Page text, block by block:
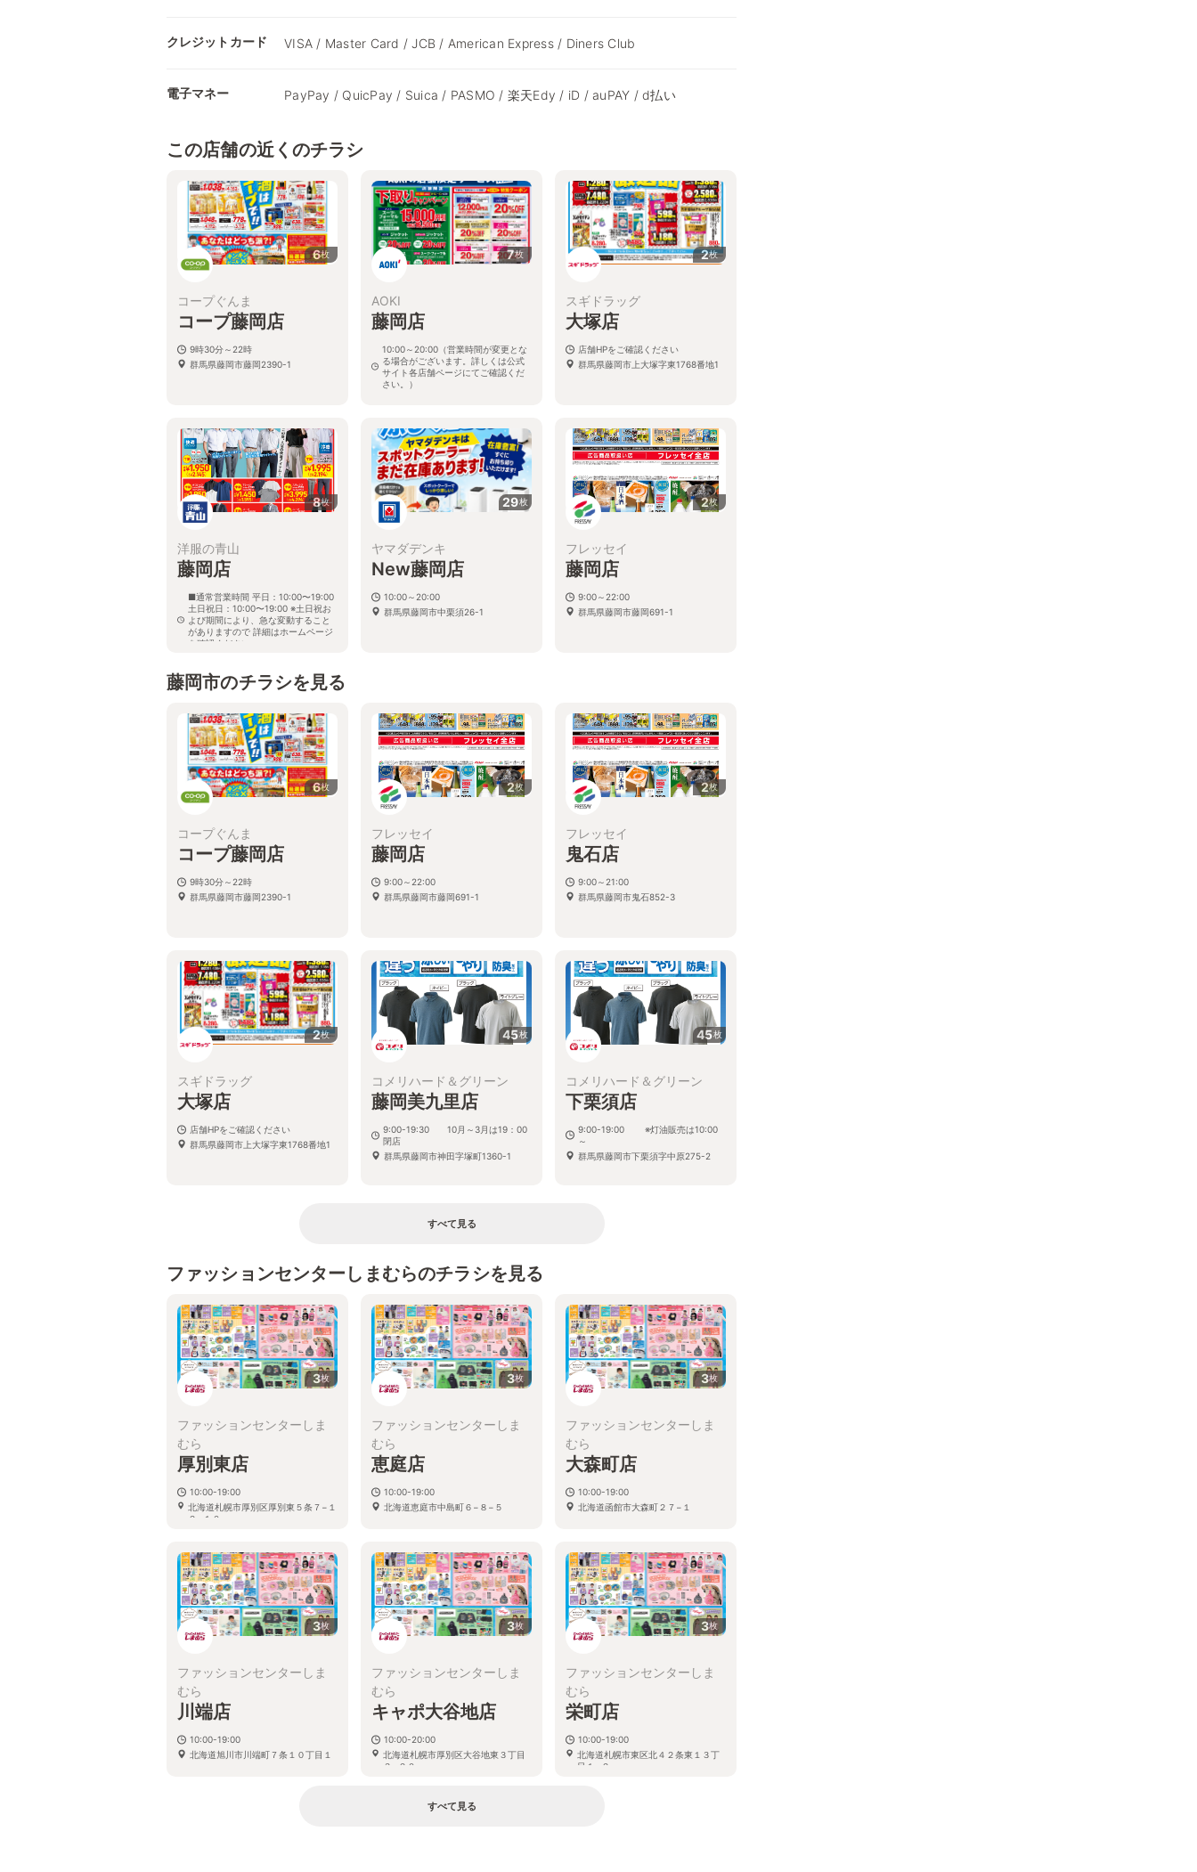
クレジットカード VISA / Master Card / JCB / American Express / Diners Club
電子マネー PayPay / QuicPay / Suica / PASMO / 楽天Edy / iD / auPAY / d払い
この店舗の近くのチラシ
6枚
コープぐんま
コープ藤岡店
9時30分～22時
群馬県藤岡市藤岡2390-1
7枚
AOKI
藤岡店
10:00～20:00（営業時間が変更とな
る場合がございます。詳しくは公式
サイト各店舗ページにてご確認くだ
さい。）
2枚
スギドラッグ
大塚店
店舗HPをご確認ください
群馬県藤岡市上大塚字東1768番地1
8枚
洋服の青山
藤岡店
■通常営業時間 平日：10:00〜19:00
土日祝日：10:00〜19:00 ※土日祝お
よび期間により、急な変動すること
がありますので 詳細はホームページ
を確認ください
29枚
ヤマダデンキ
New藤岡店
10:00～20:00
群馬県藤岡市中栗須26-1
2枚
フレッセイ
藤岡店
9:00～22:00
群馬県藤岡市藤岡691-1
藤岡市のチラシを見る
6枚
コープぐんま
コープ藤岡店
9時30分～22時
群馬県藤岡市藤岡2390-1
2枚
フレッセイ
藤岡店
9:00～22:00
群馬県藤岡市藤岡691-1
2枚
フレッセイ
鬼石店
9:00～21:00
群馬県藤岡市鬼石852-3
2枚
スギドラッグ
大塚店
店舗HPをご確認ください
群馬県藤岡市上大塚字東1768番地1
45枚
コメリハード＆グリーン
藤岡美九里店
9:00-19:30 10月～3月は19：00
閉店
群馬県藤岡市神田字塚町1360-1
45枚
コメリハード＆グリーン
下栗須店
9:00-19:00 ※灯油販売は10:00
～
群馬県藤岡市下栗須字中原275-2
すべて見る
ファッションセンターしまむらのチラシを見る
3枚
ファッションセンターしま
むら
厚別東店
10:00-19:00
北海道札幌市厚別区厚別東５条７−１
２−１０
3枚
ファッションセンターしま
むら
恵庭店
10:00-19:00
北海道恵庭市中島町６−８−５
3枚
ファッションセンターしま
むら
大森町店
10:00-19:00
北海道函館市大森町２７−１
3枚
ファッションセンターしま
むら
川端店
10:00-19:00
北海道旭川市川端町７条１０丁目１
3枚
ファッションセンターしま
むら
キャポ大谷地店
10:00-20:00
北海道札幌市厚別区大谷地東３丁目
３−２０
3枚
ファッションセンターしま
むら
栄町店
10:00-19:00
北海道札幌市東区北４２条東１３丁
目１−２
すべて見る